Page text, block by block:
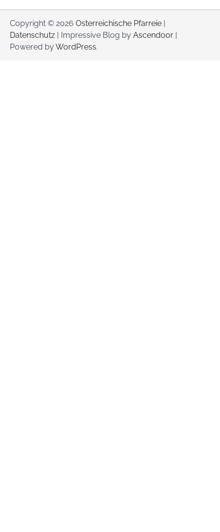
Copyright © 2026 Osterreichische Pfarreie |
Datenschutz | Impressive Blog by Ascendoor |
Powered byWordPress.